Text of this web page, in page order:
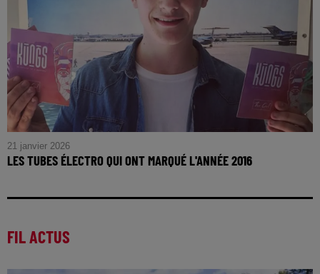
21 janvier 2026
LES TUBES ÉLECTRO QUI ONT MARQUÉ L'ANNÉE 2016
FIL ACTUS